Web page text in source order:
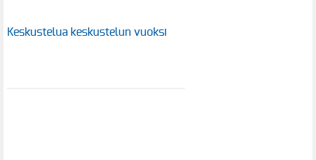
Keskustelua keskustelun vuoksi